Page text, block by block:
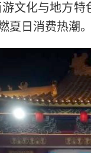
文化与地方
夏日消费热潮